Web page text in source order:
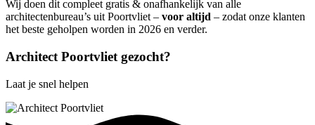
Wij doen dit compleet gratis & onafhankelijk van alle
architectenbureau’s uit Poortvliet – voor altijd – zodat onze klanten
het beste geholpen worden in 2026 en verder.
Architect Poortvliet gezocht?
Laat je snel helpen